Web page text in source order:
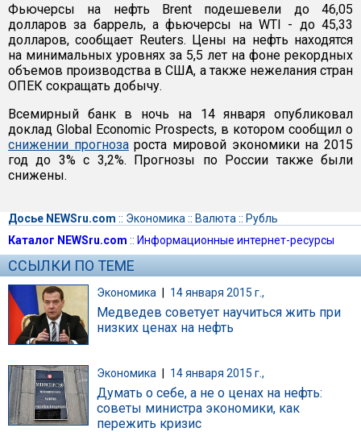
Фьючерсы на нефть Brent подешевели до 46,05
долларов за баррель, а фьючерсы на WTI - до 45,33
долларов, сообщает Reuters. Цены на нефть находятся
на минимальных уровнях за 5,5 лет на фоне рекордных
объемов производства в США, а также нежелания стран
ОПЕК сокращать добычу.
Всемирный банк в ночь на 14 января опубликовал
доклад Global Economic Prospects, в котором сообщил о
снижении прогнозароста мировой экономики на 2015
год до 3% с 3,2%. Прогнозы по России также были
снижены.
Досье NEWSru.com :: Экономика :: Валюта :: Рубль
Каталог NEWSru.com :: Информационные интернет-ресурсы
ССЫЛКИ ПО ТЕМЕ
Экономика | 14 января 2015 г.,
Медведев советует научиться жить при
низких ценах на нефть
Экономика 14 января 2015 г.,
Думать о себе, а не о ценах на нефть:
советы министра экономики, как
пережить кризис